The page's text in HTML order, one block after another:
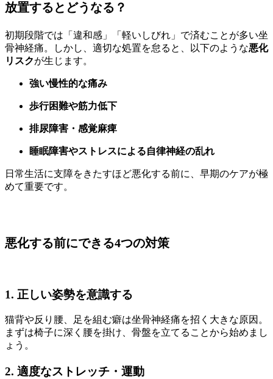
放置するとどうなる？
初期段階では「違和感」「軽いしびれ」で済むことが多い坐
骨神経痛。しかし、適切な処置を怠ると、以下のような悪化
リスクが生じます。
強い慢性的な痛み
歩行困難や筋力低下
排尿障害・感覚麻痺
睡眠障害やストレスによる自律神経の乱れ
日常生活に支障をきたすほど悪化する前に、早期のケアが極
めて重要です。
悪化する前にできる4つの対策
1. 正しい姿勢を意識する
猫背や反り腰、足を組む癖は坐骨神経痛を招く大きな原因。
まずは椅子に深く腰を掛け、骨盤を立てることから始めまし
ょう。
2. 適度なストレッチ・運動